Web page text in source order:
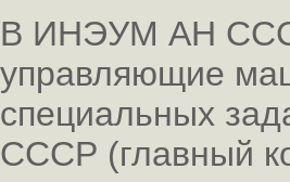
В ИНЭУМ АН
управляющие
специальных
СССР (главный